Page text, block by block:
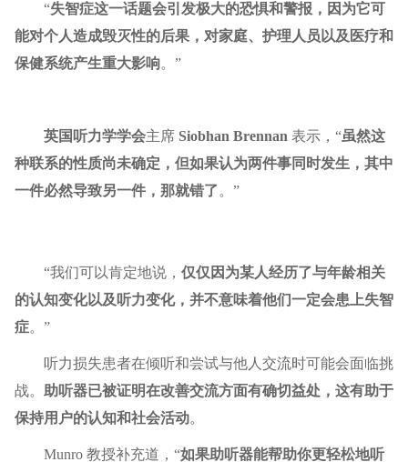
“失智症这一话题会引发极大的恐惧和警报，因为它可
能对个人造成毁灭性的后果，对家庭、护理人员以及医疗和
保健系统产生重大影响。”
英国听力学学会主席 Siobhan Brennan 表示，“虽然这
种联系的性质尚未确定，但如果认为两件事同时发生，其中
一件必然导致另一件，那就错了 。”
“我们可以肯定地说， 仅仅因为某人经历了与年龄相关
的认知变化以及听力变化，并不意味着他们一定会患上失智
症。”
听力损失患者在倾听和尝试与他人交流时可能会面临挑
战。 助听器已被证明在改善交流方面有确切益处，这有助于
保持用户的认知和社会活动。
Munro 教授补充道，“如果助听器能帮助你更轻松地听